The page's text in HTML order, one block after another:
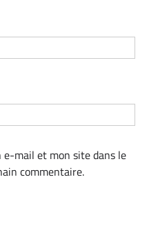
mail et mon site dans le
commentaire.